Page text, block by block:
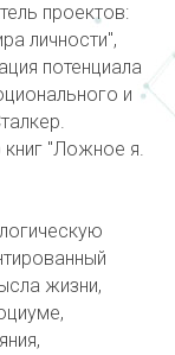
проектов:
личности",
потенциала
и
книг "Ложное я.
жизни,